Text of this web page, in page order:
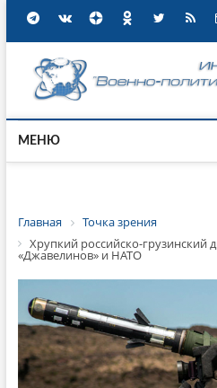
МЕНЮ
Главная
Точка зрения
Хрупкий российско-грузинский
«Джавелинов» и НАТО